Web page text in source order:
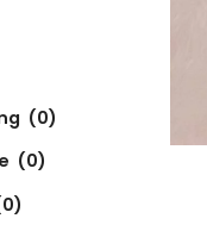
(0)
(0)